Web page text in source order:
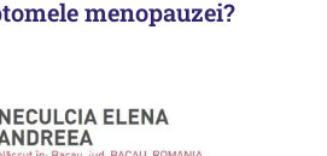
menopauzei?